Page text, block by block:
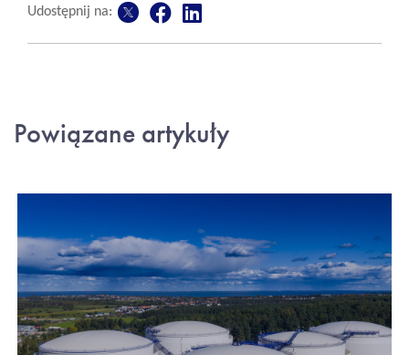
Udostępnij na:
Powiązane artykuły